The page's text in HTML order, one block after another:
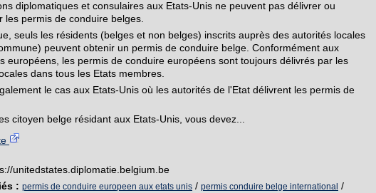
diplomatiques et consulaires aux Etats-Unis ne peuvent pas délivrer ou
les permis de conduire belges.
seuls les résidents (belges et non belges) inscrits auprès des autorités locales
peuvent obtenir un permis de conduire belge. Conformément aux
européens, les permis de conduire européens sont toujours délivrés par les
dans tous les Etats membres.
le cas aux Etats-Unis où les autorités de l'Etat délivrent les permis de
citoyen belge résidant aux Etats-Unis, vous devez...
unitedstates.diplomatie.belgium.be
: permis de conduire europeen aux etats unis / permis conduire belge international /